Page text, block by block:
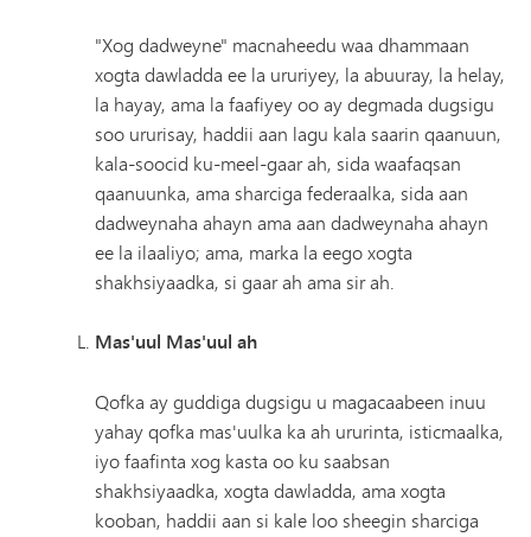
"Xog dadweyne" macnaheedu waa dhammaan
xogta dawladda ee la ururiyey, la abuuray, la helay,
la hayay, ama la faafiyey oo ay degmada dugsigu
soo ururisay, haddii aan lagu kala saarin qaanuun,
kala-soocid ku-meel-gaar ah, sida waafaqsan
qaanuunka, ama sharciga federaalka, sida aan
dadweynaha ahayn ama aan dadweynaha ahayn
ee la ilaaliyo; ama, marka la eego xogta
shakhsiyaadka, si gaar ah ama sir ah.
Mas'uul Mas'uul ah
Qofka ay guddiga dugsigu u magacaabeen inuu
yahay qofka mas'uulka ka ah ururinta, isticmaalka,
iyo faafinta xog kasta oo ku saabsan
shakhsiyaadka, xogta dawladda, ama xogta
kooban, haddii aan si kale loo sheegin sharciga